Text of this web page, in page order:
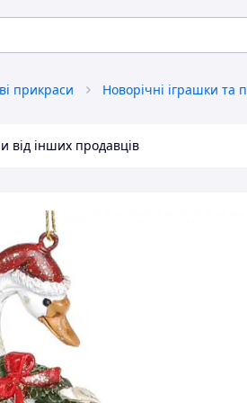
прикраси Новорічні іграшки та
від інших продавців